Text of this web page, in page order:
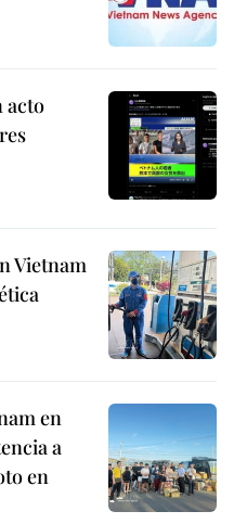
acto
Vietnam
en
a
en